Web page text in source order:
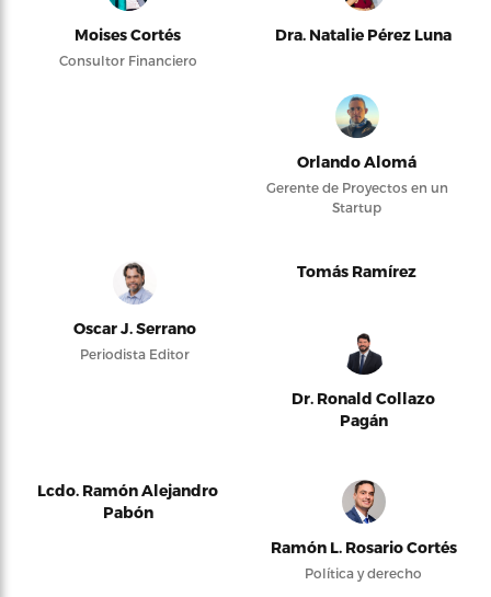
Moises Cortés
Consultor Financiero
Dra. Natalie Pérez Luna
Orlando Alomá
Gerente de Proyectos en un
Startup
Oscar J. Serrano
Periodista Editor
Tomás Ramírez
Dr. Ronald Collazo
Pagán
Lcdo. Ramón Alejandro
Pabón
Ramón L. Rosario Cortés
Política y derecho